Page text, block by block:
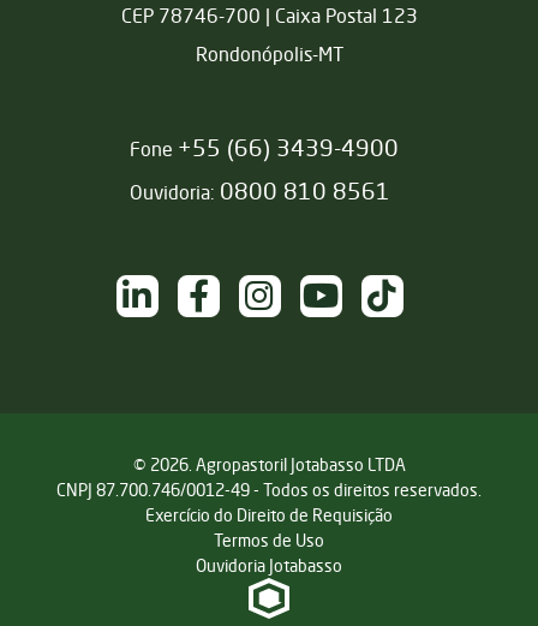
CEP 78746-700 | Caixa Postal 123
Rondonópolis-MT
Fone +55 (66) 3439-4900
Ouvidoria: 0800 810 8561
NAS REDES SOCIAIS
© 2026. Agropastoril Jotabasso LTDA
CNPJ 87.700.746/0012-49 - Todos os direitos reservados.
Exercício do Direito de Requisição
Termos de Uso
Ouvidoria Jotabasso